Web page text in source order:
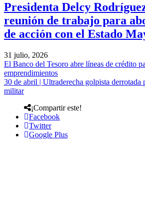
Presidenta Delcy
reunión de trabajo para
de acción con el Estado
31 julio, 2026
El Banco del Tesoro abre líneas de crédito
emprendimientos
30 de abril | Ultraderecha golpista
militar
¡Compartir este!
Facebook
Twitter
Google Plus